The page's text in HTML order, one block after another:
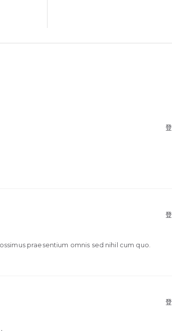
praesentium omnis sed nihil cum quo.